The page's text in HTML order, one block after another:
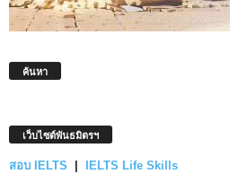
ค้นหา
เว็บไซต์พันธมิตรฯ
สอบ IELTS IELTS Life Skills